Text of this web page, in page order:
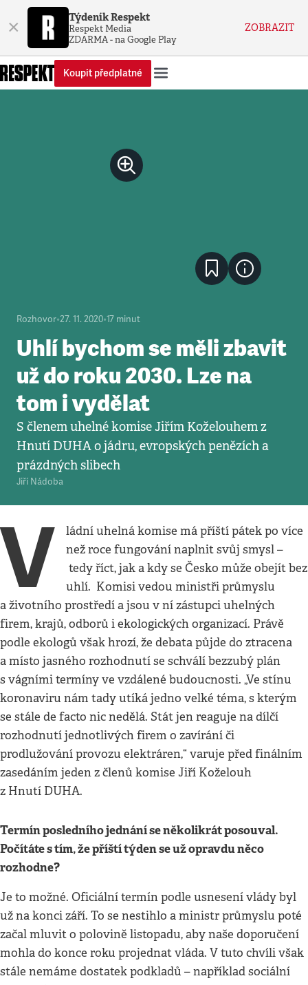
× Týdeník Respekt
Respekt Media
ZDARMA - na Google Play
ZOBRAZIT
Koupit předplatné
Rozhovor•27. 11. 2020•17 minut
Uhlí bychom se měli zbavit
už do roku 2030. Lze na
tom i vydělat
S členem uhelné komise Jiřím Koželouhem z
Hnutí DUHA o jádru, evropských penězích a
prázdných slibech
Jiří Nádoba
V
ládní uhelná komise má příští pátek po více
než roce fungování naplnit svůj smysl –
tedy říct, jak a kdy se Česko může obejít bez
uhlí. Komisi vedou ministři průmyslu
a životního prostředí a jsou v ní zástupci uhelných
firem, krajů, odborů i ekologických organizací. Právě
podle ekologů však hrozí, že debata půjde do ztracena
a místo jasného rozhodnutí se schválí bezzubý plán
s vágními termíny ve vzdálené budoucnosti. „Ve stínu
koronaviru nám tady utíká jedno velké téma, s kterým
se stále de facto nic nedělá. Stát jen reaguje na dílčí
rozhodnutí jednotlivých firem o zavírání či
prodlužování provozu elektráren,“ varuje před finálním
zasedáním jeden z členů komise Jiří Koželouh
z Hnutí DUHA.
Termín posledního jednání se několikrát posouval.
Počítáte s tím, že příští týden se už opravdu něco
rozhodne?
Je to možné. Oficiální termín podle usnesení vlády byl
už na konci září. To se nestihlo a ministr průmyslu poté
začal mluvit o polovině listopadu, aby naše doporučení
mohla do konce roku projednat vláda. V tuto chvíli však
stále nemáme dostatek podkladů – například sociální